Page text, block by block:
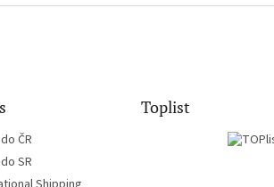
ČR
SR
Toplist